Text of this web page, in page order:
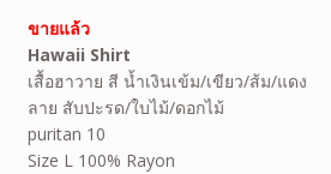
ขายแล้ว
Hawaii Shirt
เสื้อฮาวาย สี น้ำเงินเข้ม/เขียว/ส้ม/แดง
ลาย สับปะรด/ใบไม้/ดอกไม้
puritan 10
Size L 100% Rayon